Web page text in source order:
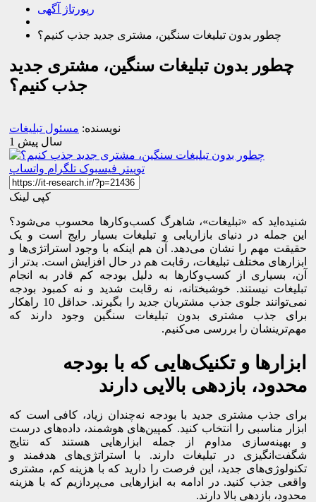
رپورتاژ آگهی
چطور بدون تبلیغات سنگین، مشتری جدید جذب کنیم؟
چطور بدون تبلیغات سنگین، مشتری جدید
جذب کنیم؟
نویسنده: مسئول تبلیغات
1 سال پیش
توییتر فیسبوک تلگرام واتساپ
کپی لینک
شنیده‌اید که «تبلیغات»، شاهرگ کسب‌وکارها محسوب می‌شود؟
این جمله در دنیای بازاریابی و تبلیغات بسیار رایج است و یک
حقیقت مهم را نشان می‌دهد. آن هم اینکه با وجود استراتژی‌ها و
ابزارهای مختلف تبلیغات، رقابت هم در حال افزایش است. بدتر از
آن، بسیاری از کسب‌وکارها به دلیل بودجه کم قادر به انجام
تبلیغات نیستند. خوشبختانه، نه رقابت شدید و نه کمبود بودجه
نمی‌توانند جلوی جذب مشتریان جدید را بگیرند. حداقل 10 راهکار
برای جذب مشتری بدون تبلیغات سنگین وجود دارند که
مهم‌ترینشان را بررسی می‌کنیم.
ابزارها و تکنیک‌هایی که با بودجه
محدود، بازدهی بالایی دارند
برای جذب مشتری جدید با بودجه نه‌چندان زیاد، کافی است که
ابزار مناسبی را انتخاب کنید. کمپین‌های هوشمند، داده‌های درست
و بهینه‌سازی مداوم از جمله ابزارهایی هستند که نتایج
شگفت‌انگیزی در تبلیغات دارند. با استراتژی‌های هدفمند و
تکنولوژی‌های جدید، این فرصت را دارید که با هزینه کم، مشتری
واقعی جذب کنید. در ادامه به ابزارهایی می‌پردازیم که با هزینه
محدود، بازدهی بالا دارند.